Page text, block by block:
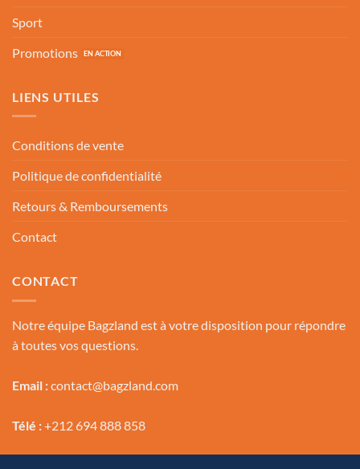
Sport
Promotions
LIENS UTILES
Conditions de vente
Politique de confidentialité
Retours & Remboursements
Contact
CONTACT
Notre équipe Bagzland est à votre disposition pour répondre
à toutes vos questions.
Email :contact@bagzland.com
Télé :+212 694 888 858